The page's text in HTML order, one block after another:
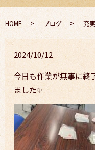
HOME ブログ 充
2024/10/12
今日も作業が無事に終
ました✨